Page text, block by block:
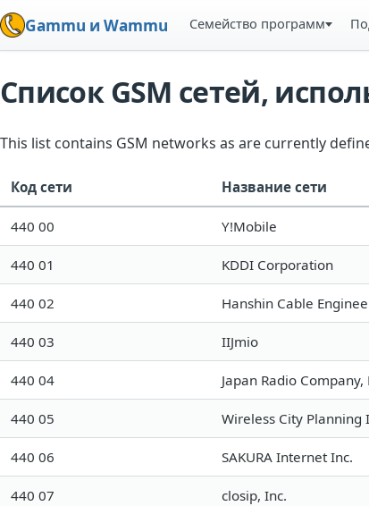
Gammu и Wammu Семейство программ
Список GSM сетей,
This list contains GSM networks as are currently
Код сети Название сети
440 00 Y!Mobile
440 01 KDDI Corporation
440 02 Hanshin Cable
440 03 IIJmio
440 04 Japan Radio Company,
440 05 Wireless City Planning
440 06 SAKURA Internet Inc.
440 07 closip, Inc.